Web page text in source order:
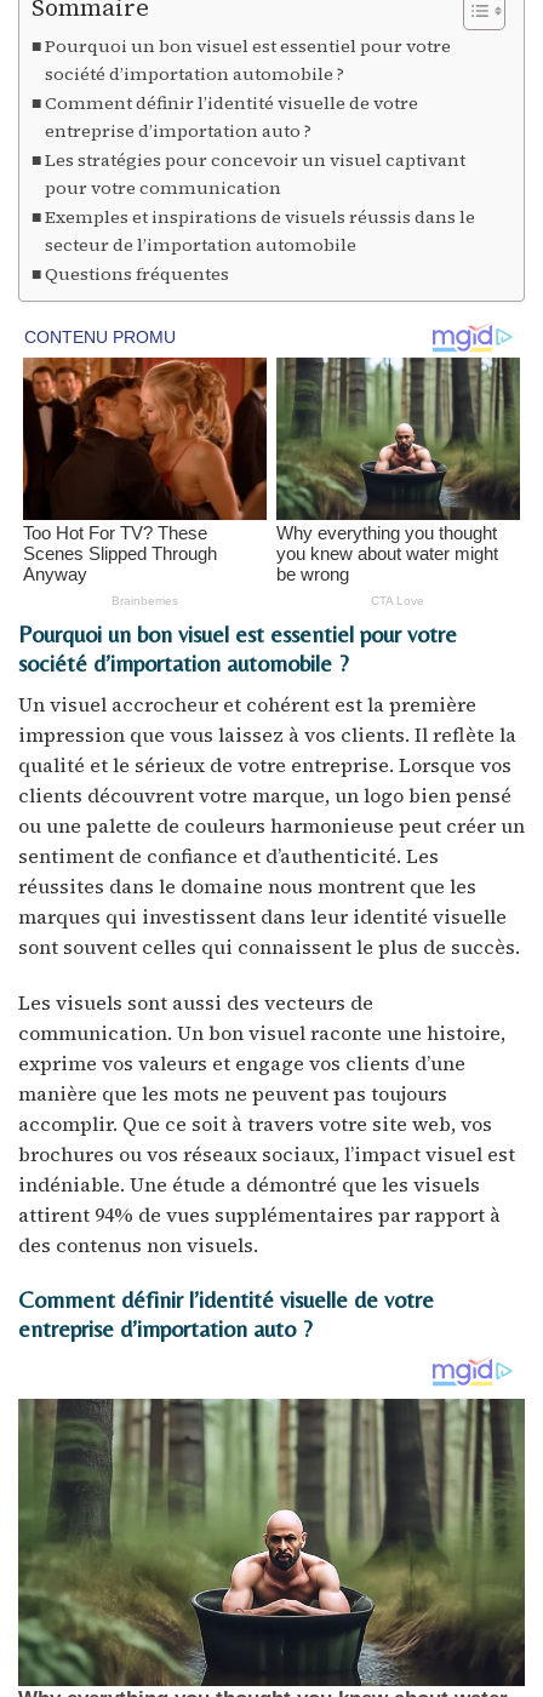
Sommaire
Pourquoi un bon visuel est essentiel pour votre
société d’importation automobile ?
Comment définir l’identité visuelle de votre
entreprise d’importation auto ?
Les stratégies pour concevoir un visuel captivant
pour votre communication
Exemples et inspirations de visuels réussis dans le
secteur de l’importation automobile
Questions fréquentes
Pourquoi un bon visuel est essentiel pour votre
société d’importation automobile ?
Un visuel accrocheur et cohérent est la première
impression que vous laissez à vos clients. Il reflète la
qualité et le sérieux de votre entreprise. Lorsque vos
clients découvrent votre marque, un logo bien pensé
ou une palette de couleurs harmonieuse peut créer un
sentiment de confiance et d’authenticité. Les
réussites dans le domaine nous montrent que les
marques qui investissent dans leur identité visuelle
sont souvent celles qui connaissent le plus de succès.
Les visuels sont aussi des vecteurs de
communication. Un bon visuel raconte une histoire,
exprime vos valeurs et engage vos clients d’une
manière que les mots ne peuvent pas toujours
accomplir. Que ce soit à travers votre site web, vos
brochures ou vos réseaux sociaux, l’impact visuel est
indéniable. Une étude a démontré que les visuels
attirent 94% de vues supplémentaires par rapport à
des contenus non visuels.
Comment définir l’identité visuelle de votre
entreprise d’importation auto ?